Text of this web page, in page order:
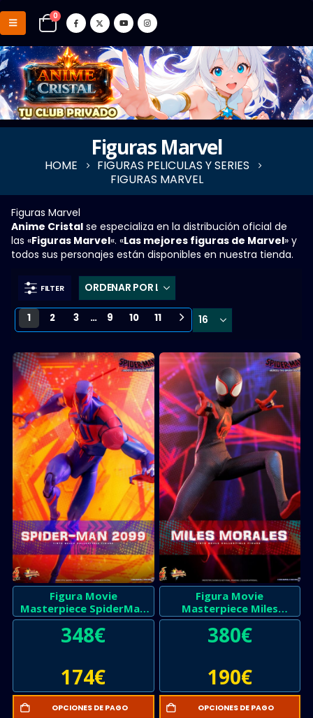
0
Figuras Marvel
HOME
FIGURAS PELICULAS Y SERIES
FIGURAS MARVEL
Figuras Marvel
Anime Cristal se especializa en la distribución oficial de
las «Figuras Marvel«. «Las mejores figuras de Marvel» y
todos sus personajes están disponibles en nuestra tienda.
FILTER
1 2 3 … 9 10 11
Figura Movie
Masterpiece SpiderMan
2099
348€
174€
OPCIONES DE PAGO
Figura Movie
Masterpiece Miles
Morales
380€
190€
OPCIONES DE PAGO